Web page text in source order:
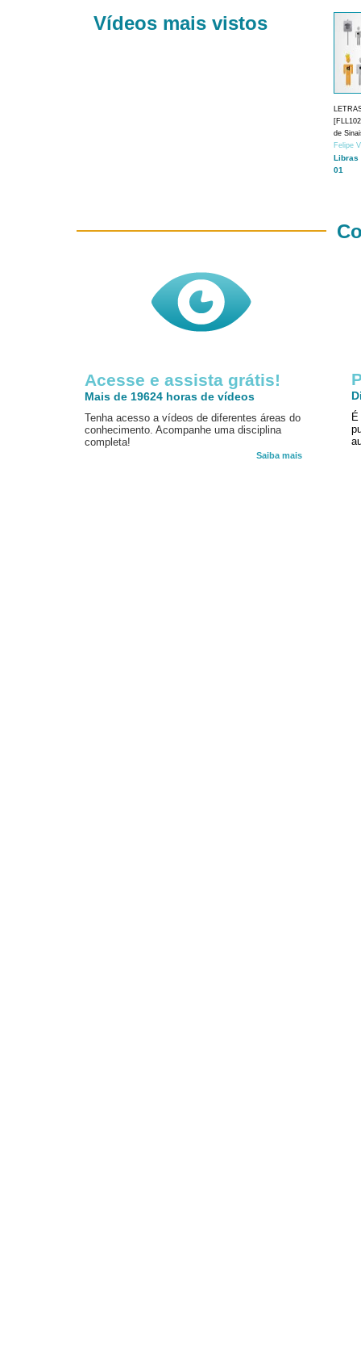
Vídeos mais vistos
de
Felipe
Libras
01
Acesse e assista grátis!
Mais de 19624 horas de vídeos
Tenha acesso a vídeos de diferentes áreas do
conhecimento. Acompanhe uma disciplina
completa!
Saiba mais